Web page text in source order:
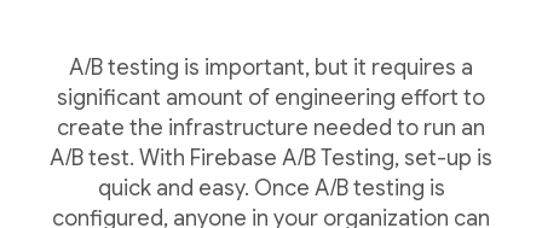
A/B testing is important, but it requires a
significant amount of engineering effort to
create the infrastructure needed to run an
A/B test. With Firebase A/B Testing, set-up is
quick and easy. Once A/B testing is
configured, anyone in your organization can